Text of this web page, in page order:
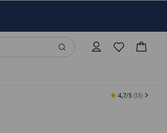
4,7/5 (13)